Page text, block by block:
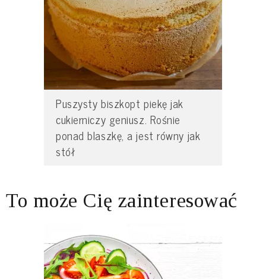
Puszysty biszkopt piekę jak
cukierniczy geniusz. Rośnie
ponad blaszkę, a jest równy jak
stół
To może Cię zainteresować